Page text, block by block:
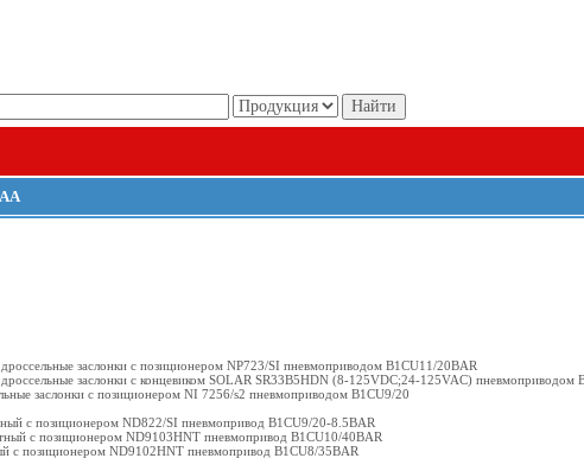
заслонки с позиционером NP723/SI пневмоприводом B1CU11/20BAR
заслонки с концевиком SOLAR SR33B5HDN (8-125VDC;24-125VAC) пневмоприводом
заслонки с позиционером NI 7256/s2 пневмоприводом B1CU9/20
с позиционером ND822/SI пневмопривод B1CU9/20-8.5BAR
с позиционером ND9103HNT пневмопривод B1CU10/40BAR
с позиционером ND9102HNT пневмопривод B1CU8/35BAR